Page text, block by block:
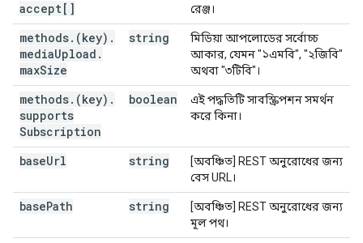
accept[]
রেঞ্জ।
methods. (key) .
mediaUpload .
maxSize
string
মিডিয়া আপলোডের সর্বোচ্চ
আকার, যেমন "১এমবি", "২জিবি"
অথবা "৩টিবি"।
methods. (key) .
supports
Subscription
boolean
এই পদ্ধতিটি সাবস্ক্রিপশন সমর্থন
করে কিনা।
baseUrl string
[অবঞ্চিত] REST অনুরোধের জন্য
বেস URL।
basePath string
[অবঞ্চিত] REST অনুরোধের জন্য
মূল পথ।